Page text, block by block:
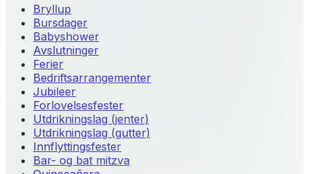
Bryllup
Bursdager
Babyshower
Avslutninger
Ferier
Bedriftsarrangementer
Jubileer
Forlovelsesfester
Utdrikningslag (jenter)
Utdrikningslag (gutter)
Innflyttingsfester
Bar- og bat mitzva